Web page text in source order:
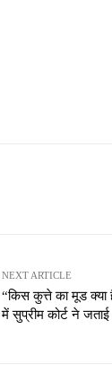
NEXT ARTICLE
“किस कुत्ते का मूड क्या
में सुप्रीम कोर्ट ने